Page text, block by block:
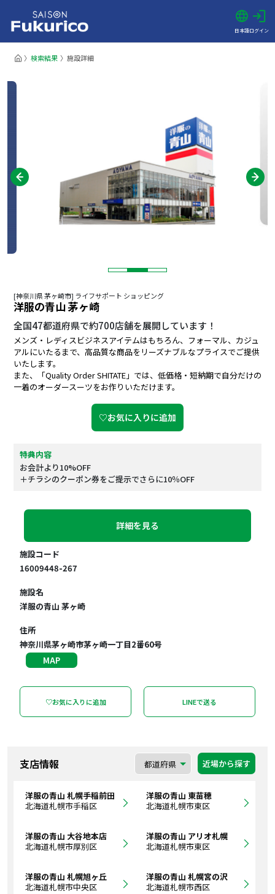
日本語ログイン
検索結果 施設詳細
[神奈川県 茅ヶ崎市] ライフサポート ショッピング
洋服の青山 茅ヶ崎
全国47都道府県で約700店舗を展開しています！
メンズ・レディスビジネスアイテムはもちろん、フォーマル、カジュ
アルにいたるまで、高品質な商品をリーズナブルなプライスでご提供
いたします。
また、「Quality Order SHITATE」では、低価格・短納期で自分だけの
一着のオーダースーツをお作りいただけます。
♡お気に入りに追加
特典内容
お会計より10%OFF
＋チラシのクーポン券をご提示でさらに10％OFF
詳細を見る
施設コード
16009448-267
施設名
洋服の青山 茅ヶ崎
住所
神奈川県茅ヶ崎市茅ヶ崎一丁目2番60号
MAP
♡お気に入りに追加 LINEで送る
支店情報 近場から探す
洋服の青山 札幌手稲前田
北海道札幌市手稲区
洋服の青山 東苗穂
北海道札幌市東区
洋服の青山 大谷地本店
北海道札幌市厚別区
洋服の青山 アリオ札幌
北海道札幌市東区
洋服の青山 札幌旭ヶ丘
北海道札幌市中央区
洋服の青山 札幌宮の沢
北海道札幌市西区